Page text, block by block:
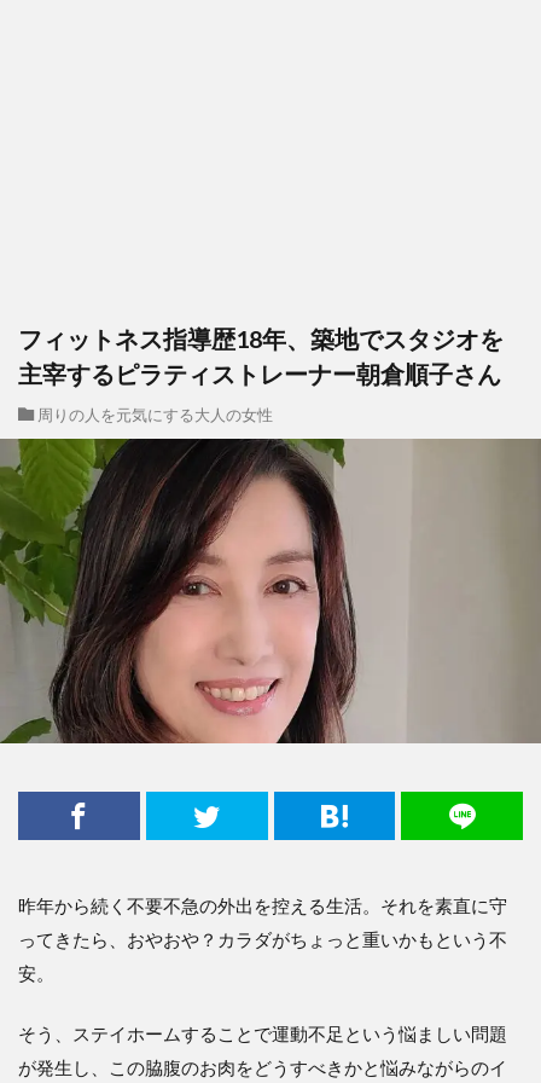
フィットネス指導歴18年、築地でスタジオを
主宰するピラティストレーナー朝倉順子さん
周りの人を元気にする大人の女性
昨年から続く不要不急の外出を控える生活。それを素直に守
ってきたら、おやおや？カラダがちょっと重いかもという不
安。
そう、ステイホームすることで運動不足という悩ましい問題
が発生し、この脇腹のお肉をどうすべきかと悩みながらのイ